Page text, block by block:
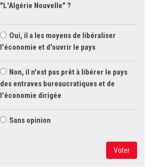
"L'Algérie Nouvelle" ?
Oui, il a les moyens de libéraliser
l'économie et d'ouvrir le pays
Non, il n'est pas prêt à libérer le pays
des entraves bureaucratiques et de
l'économie dirigée
Sans opinion
Voter